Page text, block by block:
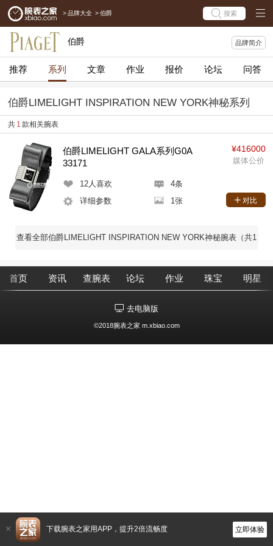
下载腕表之家用APP，提升2倍流畅度 立即体验
> 品牌大全 > 伯爵 搜索
伯爵 品牌简介
推荐 系列 文章 作业 报价 论坛 问答
伯爵LIMELIGHT INSPIRATION NEW YORK神秘系列
共 1 款相关腕表
伯爵LIMELIGHT GALA系列G0A
33171
12人喜欢
4条
详细参数
1张
¥416000
媒体公价
对比
查看全部伯爵LIMELIGHT INSPIRATION NEW YORK神秘腕表（共1
首页 资讯 查腕表 论坛 作业 珠宝 明星
去电脑版
©2018腕表之家 m.xbiao.com